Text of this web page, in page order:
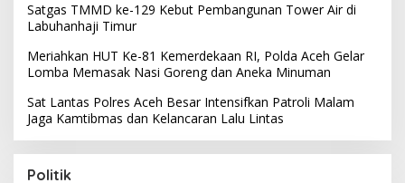
Satgas TMMD ke-129 Kebut Pembangunan Tower Air di
Labuhanhaji Timur
Meriahkan HUT Ke-81 Kemerdekaan RI, Polda Aceh Gelar
Lomba Memasak Nasi Goreng dan Aneka Minuman
Sat Lantas Polres Aceh Besar Intensifkan Patroli Malam
Jaga Kamtibmas dan Kelancaran Lalu Lintas
Politik